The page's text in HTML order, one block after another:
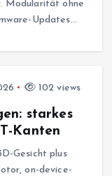
Modularität ohne
Updates…
102 views
starkes
Kanten
Gesicht plus
on-device-